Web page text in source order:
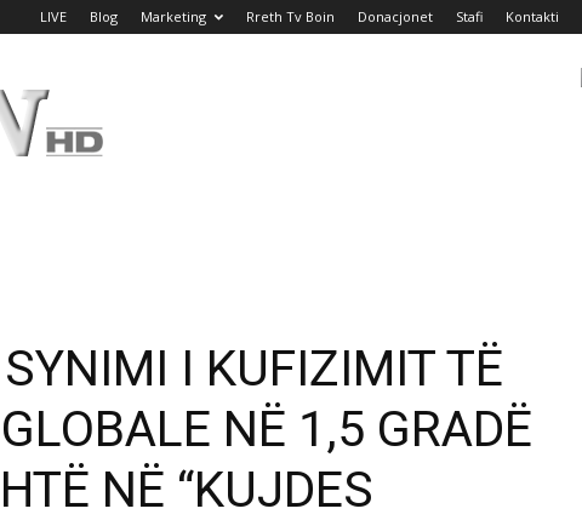
LIVE Blog Marketing Rreth Tv Boin Donacjonet Stafi Kontakti
I KUFIZIMIT TË
NË 1,5 GRADË
NË “KUJDES